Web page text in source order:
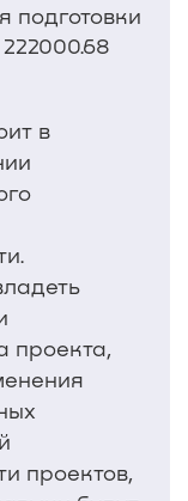
подготовки
в
проекта,
проектов,